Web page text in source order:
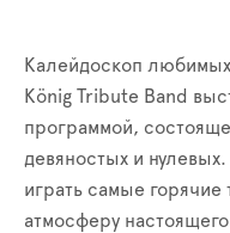
Калейдоскоп
König Tribute Band
программой,
девяностых и
играть самые горячие
атмосферу